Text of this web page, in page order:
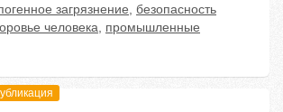
загрязнение, безопасность
человека, промышленные